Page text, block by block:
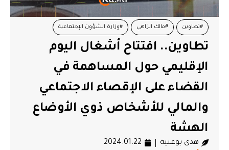
#تطاوين #مالك الزاهي #وزارة الشؤون الإجتماعية
تطاوين.. افتتاح أشغال اليوم
الإقليمي حول المساهمة في
القضاء على الإقصاء الاجتماعي
والمالي للأشخاص ذوي الأوضاع
الهشة
هدى بوغنية 2024.01.22